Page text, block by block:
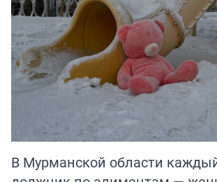
В Мурманской области